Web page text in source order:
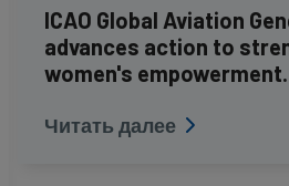
ICAO Global Aviation
advances action to
women's
Читать далее